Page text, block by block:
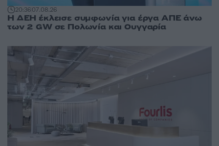
20:3607.08.26
Η ΔΕΗ έκλεισε συμφωνία για έργα ΑΠΕ άνω
των 2 GW σε Πολωνία και Ουγγαρία